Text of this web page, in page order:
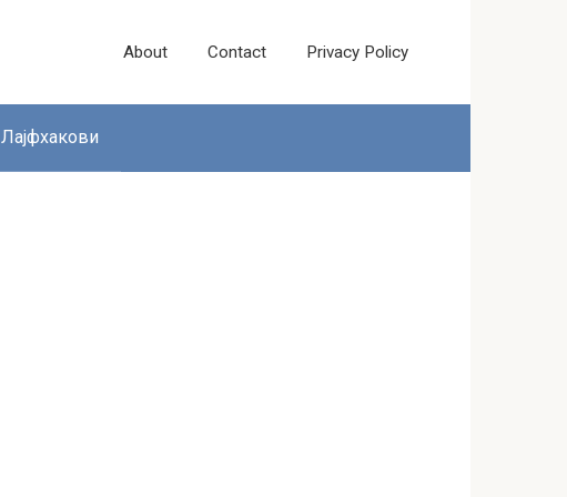
About Contact Privacy Policy
Лајфхакови